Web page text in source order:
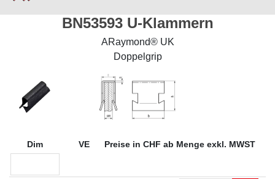
BN53593 U-Klammern
ARaymond® UK
Doppelgrip
Dim VE Preise in CHF ab Menge exkl. MWST